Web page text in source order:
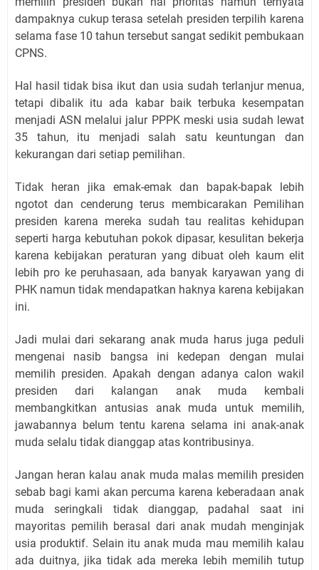
dampaknya cukup terasa setelah presiden terpilih karena
selama fase 10 tahun tersebut sangat sedikit pembukaan
CPNS.
Hal hasil tidak bisa ikut dan usia sudah terlanjur menua,
tetapi dibalik itu ada kabar baik terbuka kesempatan
menjadi ASN melalui jalur PPPK meski usia sudah lewat
35 tahun, itu menjadi salah satu keuntungan dan
kekurangan dari setiap pemilihan.
Tidak heran jika emak-emak dan bapak-bapak lebih
ngotot dan cenderung terus membicarakan Pemilihan
presiden karena mereka sudah tau realitas kehidupan
seperti harga kebutuhan pokok dipasar, kesulitan bekerja
karena kebijakan peraturan yang dibuat oleh kaum elit
lebih pro ke peruhasaan, ada banyak karyawan yang di
PHK namun tidak mendapatkan haknya karena kebijakan
ini.
Jadi mulai dari sekarang anak muda harus juga peduli
mengenai nasib bangsa ini kedepan dengan mulai
memilih presiden. Apakah dengan adanya calon wakil
presiden dari kalangan anak muda kembali
membangkitkan antusias anak muda untuk memilih,
jawabannya belum tentu karena selama ini anak-anak
muda selalu tidak dianggap atas kontribusinya.
Jangan heran kalau anak muda malas memilih presiden
sebab bagi kami akan percuma karena keberadaan anak
muda seringkali tidak dianggap, padahal saat ini
mayoritas pemilih berasal dari anak mudah menginjak
usia produktif. Selain itu anak muda mau memilih kalau
ada duitnya, jika tidak ada mereka lebih memilih tutup